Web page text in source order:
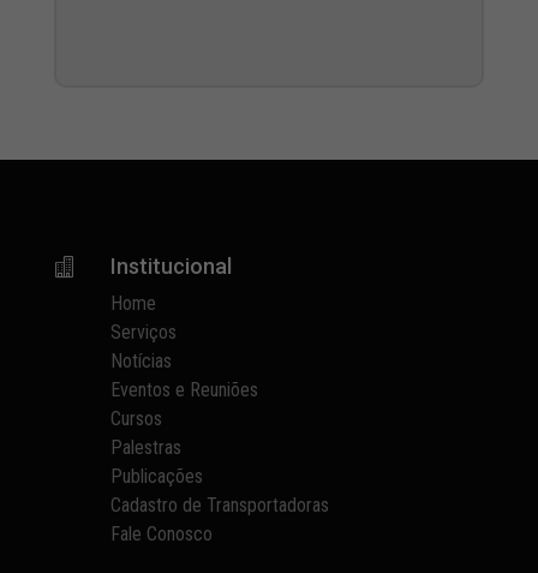
 Institucional
Home
Serviços
Notícias
Eventos e Reuniões
Cursos
Palestras
Publicações
Cadastro de Transportadoras
Fale Conosco